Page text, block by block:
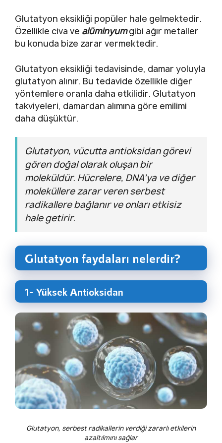
Glutatyon eksikliği popüler hale gelmektedir.
Özellikle civa ve alüminyumgibi ağır metaller
bu konuda bize zarar vermektedir.
Glutatyon eksikliği tedavisinde, damar yoluyla
glutatyon alınır. Bu tedavide özellikle diğer
yöntemlere oranla daha etkilidir. Glutatyon
takviyeleri, damardan alımına göre emilimi
daha düşüktür.
Glutatyon, vücutta antioksidan görevi
gören doğal olarak oluşan bir
moleküldür. Hücrelere, DNA’ya ve diğer
moleküllere zarar veren serbest
radikallere bağlanır ve onları etkisiz
hale getirir.
Glutatyon faydaları nelerdir?
1- Yüksek Antioksidan
Glutatyon, serbest radikallerin verdiği zararlı etkilerin
azaltılmını sağlar